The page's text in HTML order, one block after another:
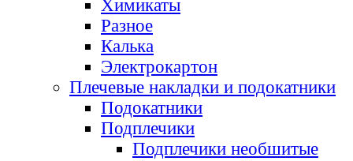
Химикаты
Разное
Калька
Электрокартон
Плечевые накладки и подокатники
Подокатники
Подплечики
Подплечики необшитые